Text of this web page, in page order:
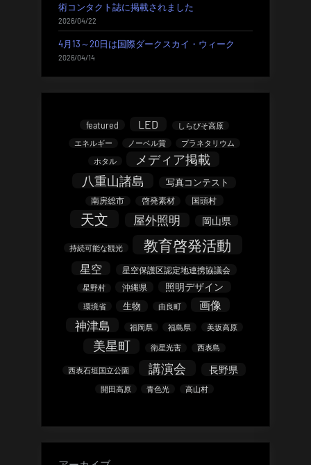
術コンタクト誌に掲載されました
2026/04/22
4月13～20日は国際ダークスカイ・ウィーク
2026/04/14
featured LED
しらびそ高原
エネルギー
ノーベル賞
プラネタリウム
ホタル
メディア掲載
八重山諸島
写真コンテスト
南房総市 啓発素材 国頭村
天文 屋外照明 岡山県
持続可能な観光 教育啓発活動
星空 星空保護区認定地連携協議会
星野村 沖縄県 照明デザイン
環境省 生物 由良町 画像
神津島 福岡県 福島県 美坂高原
美星町 衛星光害 西表島
西表石垣国立公園 講演会 長野県
開田高原 青色光 高山村